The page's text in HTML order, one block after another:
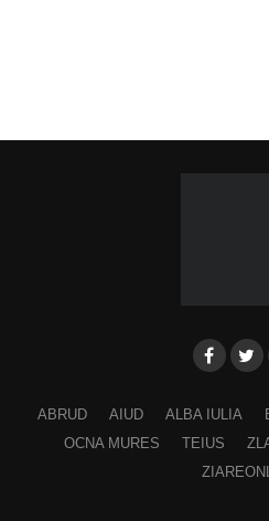
ABRUD AIUD ALBA IULIA
OCNA MURES
TEIUS